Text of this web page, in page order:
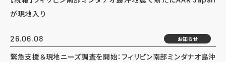
が現地入り
26.06.08 お知らせ
緊急支援＆現地ニーズ調査を開始：フィリピン南部ミンダナオ島沖